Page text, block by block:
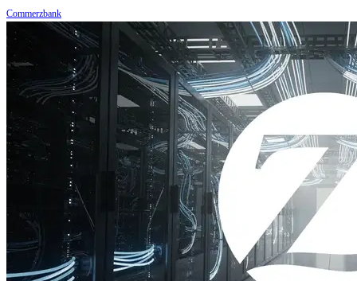
Commerzbank